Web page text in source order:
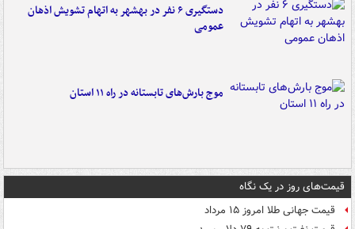
دستگیری ۶ نفر در بهشهر به اتهام تشویش اذهان
عمومی
موج بارش‌های تابستانه در راه ۱۱ استان
قیمت‌های روز در یک نگاه
قیمت جهانی طلا امروز ۱۵ مرداد